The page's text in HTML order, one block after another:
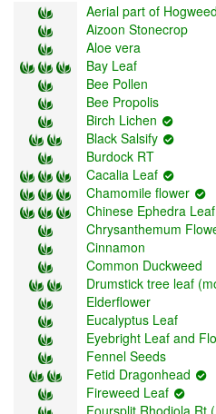
Aerial part of Hogweed
Aizoon Stonecrop
Aloe vera
Bay Leaf
Bee Pollen
Bee Propolis
Birch Lichen
Black Salsify
Burdock RT
Cacalia Leaf
Chamomile flower
Chinese Ephedra Leaf
Chrysanthemum
Cinnamon
Common Duckweed
Drumstick tree leaf
Elderflower
Eucalyptus Leaf
Eyebright Leaf and
Fennel Seeds
Fetid Dragonhead
Fireweed Leaf
Foursplit Rhodiola Rt